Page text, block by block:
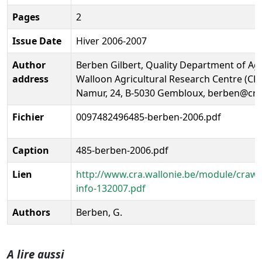
Pages
2
Issue Date
Hiver 2006-2007
Author
address
Berben Gilbert, Quality Department of
Walloon Agricultural Research Centre
Namur, 24, B-5030 Gembloux,
Fichier
0097482496485-berben-2006.pdf
Caption
485-berben-2006.pdf
Lien
http://www.cra.wallonie.be/module/
info-132007.pdf
Authors
Berben, G.
A lire aussi